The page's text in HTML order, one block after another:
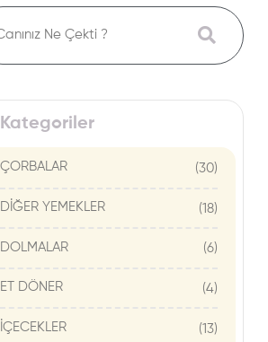
Kategoriler
ÇORBALAR (30)
DİĞER YEMEKLER (18)
DOLMALAR (6)
ET DÖNER (4)
İÇECEKLER (13)